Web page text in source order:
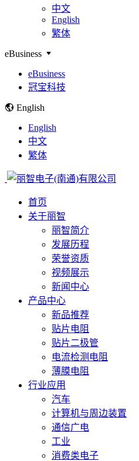
中文
English
繁体
eBusiness
eBusiness
冠宝科技
English
English
中文
繁体
首页
关于丽智
丽智简介
发展历程
荣誉资质
视频展示
新闻中心
产品中心
新品推荐
贴片电阻
贴片二极管
电流检测电阻
薄膜电阻
行业应用
汽车
计算机与周边装置
通信广电
工业
消费类电子